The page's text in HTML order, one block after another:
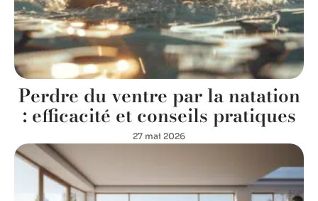
Perdre du ventre par la natation
: efficacité et conseils pratiques
27 mai 2026